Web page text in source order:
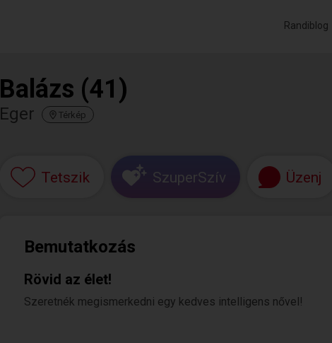
Randiblog
Balázs (41)
Eger Térkép
Tetszik SzuperSzív Üzenj
Bemutatkozás
Rövid az élet!
Szeretnék megismerkedni egy kedves intelligens nővel!